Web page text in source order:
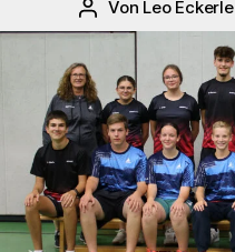
Beitragsautor
Von Leo Eckerle